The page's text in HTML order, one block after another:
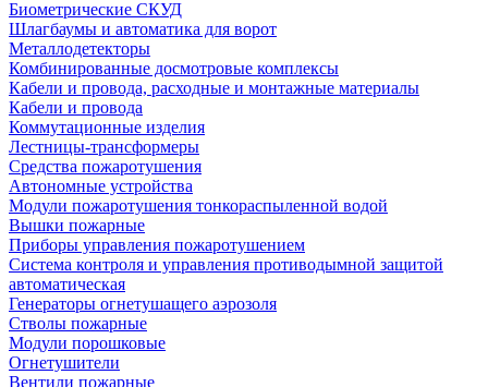
Биометрические СКУД
Шлагбаумы и автоматика для ворот
Металлодетекторы
Комбинированные досмотровые комплексы
Кабели и провода, расходные и монтажные материалы
Кабели и провода
Коммутационные изделия
Лестницы-трансформеры
Средства пожаротушения
Автономные устройства
Модули пожаротушения тонкораспыленной водой
Вышки пожарные
Приборы управления пожаротушением
Система контроля и управления противодымной защитой
автоматическая
Генераторы огнетушащего аэрозоля
Стволы пожарные
Модули порошковые
Огнетушители
Вентили пожарные